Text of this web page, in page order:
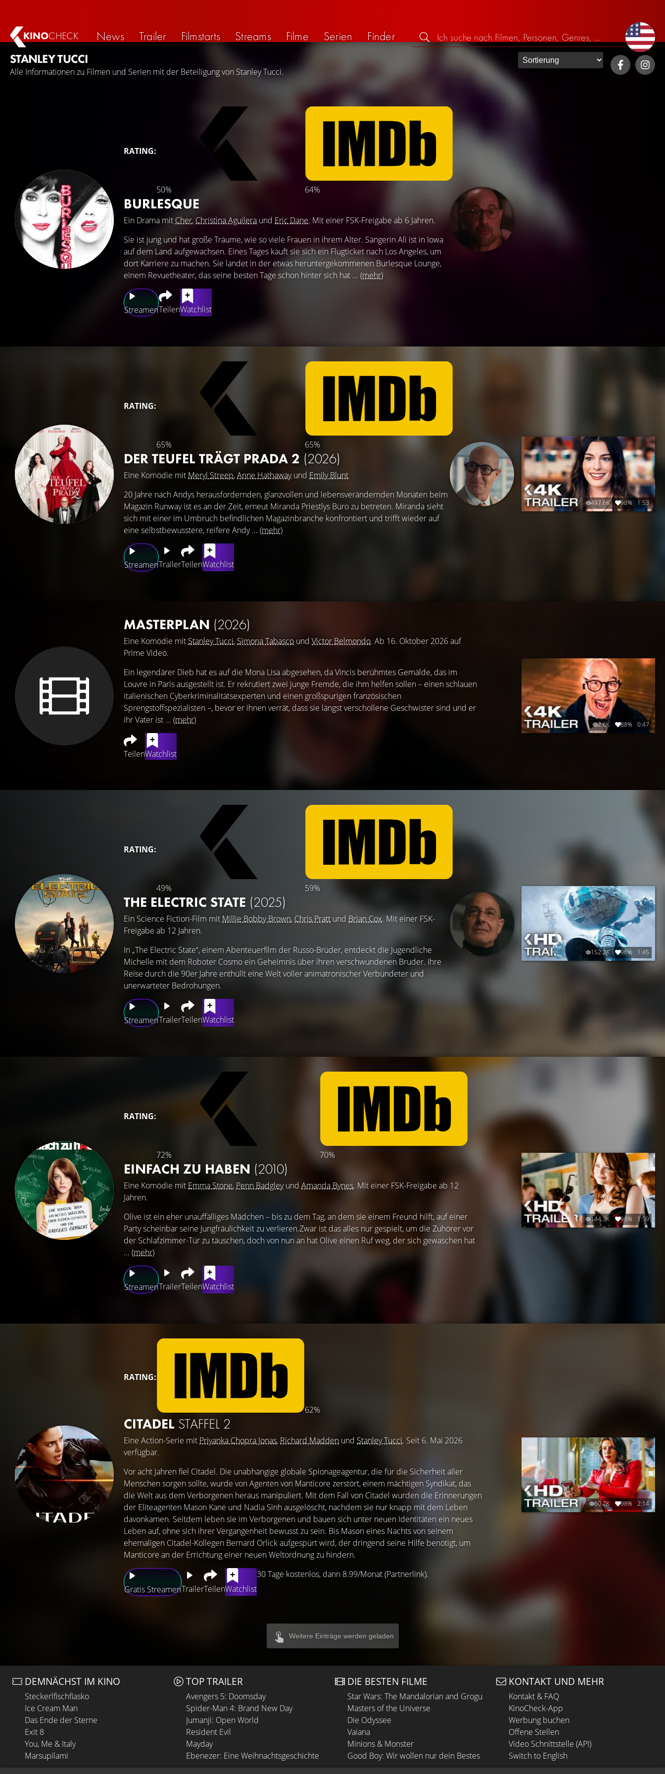
KINOCHECK News Trailer Filmstarts Streams Filme Serien
Finder
STANLEY TUCCI
Alle Informationen zu Filmen und Serien mit der Beteiligung von Stanley Tucci.
RATING:
50% 64%
BURLESQUE
Ein Drama mit Cher, Christina Aguilera und Eric Dane. Mit einer FSK-Freigabe ab 6 Jahren.
StreamenTeilenWatchlist
Sie ist jung und hat große Träume, wie so viele Frauen in ihrem Alter. Sängerin Ali ist in Iowa
auf dem Land aufgewachsen. Eines Tages kauft sie sich ein Flugticket nach Los Angeles, um
dort Karriere zu machen. Sie landet in der etwas heruntergekommenen Burlesque Lounge,
einem Revuetheater, das seine besten Tage schon hinter sich hat ... (mehr)
RATING:
65% 65%
DER TEUFEL TRÄGT PRADA 2 (2026)
Eine Komödie mit Meryl Streep,Anne Hathawayund Emily Blunt
StreamenTrailerTeilenWatchlist
20 Jahre nach Andys herausfordernden, glanzvollen und lebensverändernden Monaten beim
Magazin Runway ist es an der Zeit, erneut Miranda Priestlys Büro zu betreten. Miranda sieht
sich mit einer im Umbruch befindlichen Magazinbranche konfrontiert und trifft wieder auf
eine selbstbewusstere, reifere Andy ... (mehr)
497.6K 98% 1:53
MASTERPLAN (2026)
Eine Komödie mit Stanley Tucci, Simona Tabasco und Victor Belmondo. Ab 16. Oktober 2026 auf
Prime Video.
TeilenWatchlist
Ein legendärer Dieb hat es auf die Mona Lisa abgesehen, da Vincis berühmtes Gemälde, das im
Louvre in Paris ausgestellt ist. Er rekrutiert zwei junge Fremde, die ihm helfen sollen – einen schlauen
italienischen Cyberkriminalitätsexperten und einen großspurigen französischen
Sprengstoffspezialisten –, bevor er ihnen verrät, dass sie längst verschollene Geschwister sind und er
ihr Vater ist ... (mehr) 2.6K 88% 0:47
RATING:
49% 59%
THE ELECTRIC STATE (2025)
Ein Science Fiction-Film mit Millie Bobby Brown, Chris Pratt und Brian Cox. Mit einer FSK-
Freigabe ab 12 Jahren.
StreamenTrailerTeilenWatchlist
In „The Electric State“, einem Abenteuerfilm der Russo-Brüder, entdeckt die Jugendliche
Michelle mit dem Roboter Cosmo ein Geheimnis über ihren verschwundenen Bruder. Ihre
Reise durch die 90er Jahre enthüllt eine Welt voller animatronischer Verbündeter und
unerwarteter Bedrohungen.
152.2K 96% 1:45
RATING:
72% 70%
EINFACH ZU HABEN (2010)
Eine Komödie mit Emma Stone, Penn Badgleyund Amanda Bynes. Mit einer FSK-Freigabe ab 12
Jahren.
StreamenTrailerTeilenWatchlist
Olive ist ein eher unauffälliges Mädchen – bis zu dem Tag, an dem sie einem Freund hilft, auf einer
Party scheinbar seine Jungfräulichkeit zu verlieren.Zwar ist das alles nur gespielt, um die Zuhörer vor
der Schlafzimmer-Tür zu täuschen, doch von nun an hat Olive einen Ruf weg, der sich gewaschen hat
... (mehr)
144.3K 98% 1:59
RATING:
62%
CITADEL STAFFEL 2
Eine Action-Serie mit Priyanka Chopra Jonas, Richard Madden und Stanley Tucci. Seit 6. Mai 2026
verfügbar.
Gratis StreamenTrailerTeilenWatchlist
30 Tage kostenlos, dann 8.99/Monat (Partnerlink).
Vor acht Jahren fiel Citadel. Die unabhängige globale Spionageagentur, die für die Sicherheit aller
Menschen sorgen sollte, wurde von Agenten von Manticore zerstört, einem mächtigen Syndikat, das
die Welt aus dem Verborgenen heraus manipuliert. Mit dem Fall von Citadel wurden die Erinnerungen
der Eliteagenten Mason Kane und Nadia Sinh ausgelöscht, nachdem sie nur knapp mit dem Leben
davonkamen. Seitdem leben sie im Verborgenen und bauen sich unter neuen Identitäten ein neues
Leben auf, ohne sich ihrer Vergangenheit bewusst zu sein. Bis Mason eines Nachts von seinem
ehemaligen Citadel-Kollegen Bernard Orlick aufgespürt wird, der dringend seine Hilfe benötigt, um
Manticore an der Errichtung einer neuen Weltordnung zu hindern.
60.7K 98% 2:14
Weitere Einträge werden geladen
DEMNÄCHST IM KINO
Steckerlfischfiasko
Ice Cream Man
Das Ende der Sterne
Exit 8
You, Me & Italy
Marsupilami
TOP TRAILER
Avengers 5: Doomsday
Spider-Man 4: Brand New Day
Jumanji: Open World
Resident Evil
Mayday
Ebenezer: Eine Weihnachtsgeschichte
DIE BESTEN FILME
Star Wars: The Mandalorian and Grogu
Masters of the Universe
Die Odyssee
Vaiana
Minions & Monster
Good Boy: Wir wollen nur dein Bestes
KONTAKT UND MEHR
Kontakt & FAQ
KinoCheck-App
Werbung buchen
Offene Stellen
Video Schnittstelle (API)
Switch to English